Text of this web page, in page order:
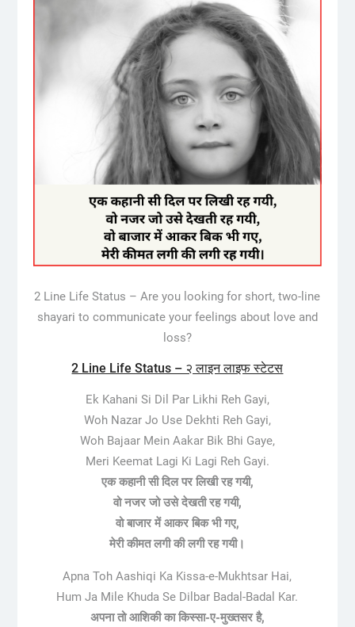
2 Line Life Status – Are you looking for short, two-line
shayari to communicate your feelings about love and
loss?
2 Line Life Status – २ लाइन लाइफ स्टेटस
Ek Kahani Si Dil Par Likhi Reh Gayi,
Woh Nazar Jo Use Dekhti Reh Gayi,
Woh Bajaar Mein Aakar Bik Bhi Gaye,
Meri Keemat Lagi Ki Lagi Reh Gayi.
एक कहानी सी दिल पर लिखी रह गयी,
वो नजर जो उसे देखती रह गयी,
वो बाजार में आकर बिक भी गए,
मेरी कीमत लगी की लगी रह गयी।
Apna Toh Aashiqi Ka Kissa-e-Mukhtsar Hai,
Hum Ja Mile Khuda Se Dilbar Badal-Badal Kar.
अपना तो आशिकी का किस्सा-ए-मुख्तसर है,